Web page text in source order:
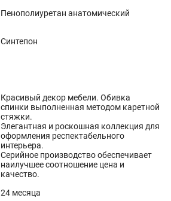
Пенополиуретан анатомический
Синтепон
Красивый декор мебели. Обивка
спинки выполненная методом каретной
стяжки.
Элегантная и роскошная коллекция для
оформления респектабельного
интерьера.
Серийное производство обеспечивает
наилучшее соотношение цена и
качество.
24 месяца